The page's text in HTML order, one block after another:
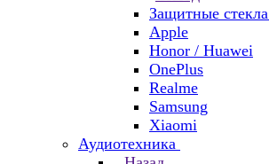
Защитные стекла
Apple
Honor / Huawei
OnePlus
Realme
Samsung
Xiaomi
Аудиотехника